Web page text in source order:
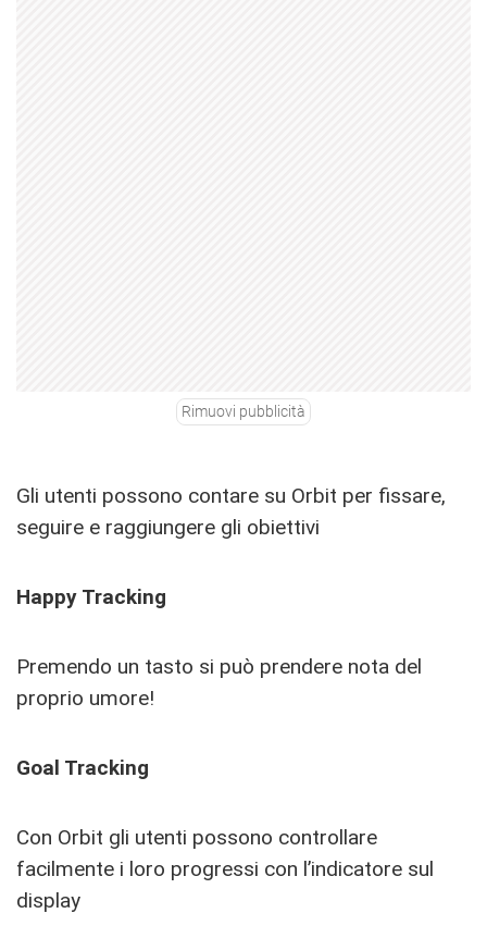
Rimuovi pubblicità
Gli utenti possono contare su Orbit per fissare,
seguire e raggiungere gli obiettivi
Happy Tracking
Premendo un tasto si può prendere nota del
proprio umore!
Goal Tracking
Con Orbit gli utenti possono controllare
facilmente i loro progressi con l’indicatore sul
display